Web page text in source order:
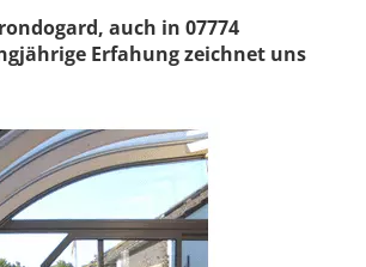
rondogard, auch in 07774
Erfahung zeichnet uns